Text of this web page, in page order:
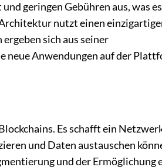
geringen Gebühren aus, was
nutzt einen
sich aus seiner
neue Anwendungen auf der
Es schafft ein
und Daten austauschen
und der Ermöglichung